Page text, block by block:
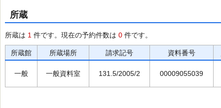
所蔵
所蔵は 1 件です。現在の予約件数は 0 件です。
所蔵館 所蔵場所 請求記号 資料番号
一般 一般資料室 131.5/2005/2 00009055039